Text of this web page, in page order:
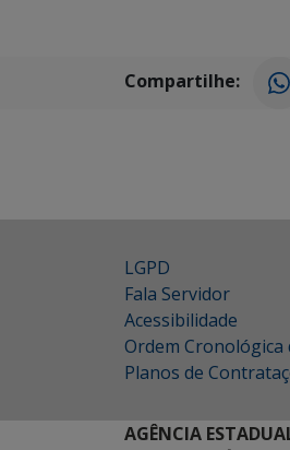
Compartilhe:
LGPD
Fala Servidor
Acessibilidade
Ordem Cronológica
Planos de
AGÊNCIA